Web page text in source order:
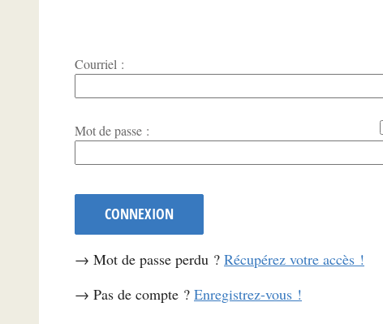
Courriel :
Mot de passe :
CONNEXION
→ Mot de passe perdu ? Récupérez votre accès !
→ Pas de compte ? Enregistrez-vous !